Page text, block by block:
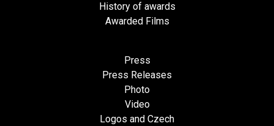
History of awards
Awarded Films
Press
Press Releases
Photo
Video
Logos and Czech